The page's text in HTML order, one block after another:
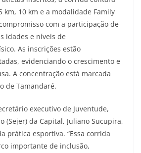
km, 10 km e a modalidade Family
com a participação de
idades e níveis de
As inscrições estão
evidenciando o crescimento e
A concentração está marcada
de Tamandaré.
executivo de Juventude,
(Sejer) da Capital, Juliano Sucupira,
prática esportiva. “Essa corrida
importante de inclusão,